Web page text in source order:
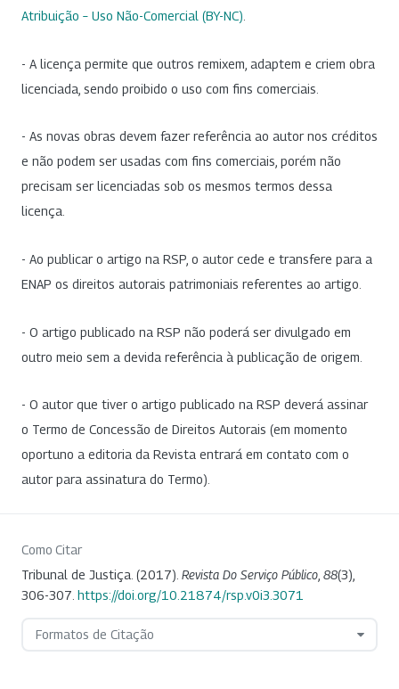
Atribuição – Uso Não-Comercial (BY-NC)
- A licença permite que outros remixem, adaptem e criem obra
licenciada, sendo proibido o uso com fins comerciais.
- As novas obras devem fazer referência ao autor nos créditos
e não podem ser usadas com fins comerciais, porém não
precisam ser licenciadas sob os mesmos termos dessa
licença.
- Ao publicar o artigo na RSP, o autor cede e transfere para a
ENAP os direitos autorais patrimoniais referentes ao artigo.
- O artigo publicado na RSP não poderá ser divulgado em
outro meio sem a devida referência à publicação de origem.
- O autor que tiver o artigo publicado na RSP deverá assinar
o Termo de Concessão de Direitos Autorais (em momento
oportuno a editoria da Revista entrará em contato com o
autor para assinatura do Termo).
Como Citar
Tribunal de Justiça. (2017). Revista Do Serviço Público 88(3),
306-307. https://doi.org/10.21874/rsp.v0i3.3071
Formatos de Citação